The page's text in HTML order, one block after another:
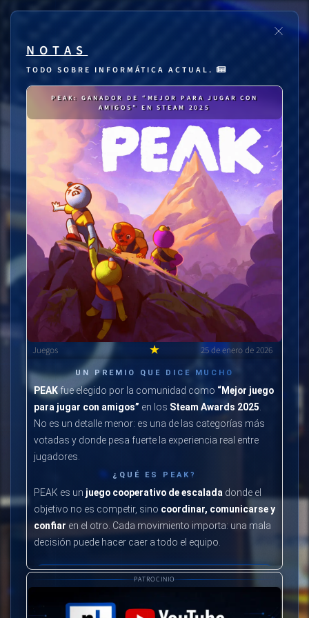
NOTAS
TODO SOBRE INFORMÁTICA ACTUAL.
PEAK: GANADOR DE “MEJOR PARA JUGAR CON
AMIGOS” EN STEAM 2025
Juegos ★ 25 de enero de 2026
UN PREMIO QUE DICE MUCHO
PEAKfue elegido por la comunidad como “Mejor juego
para jugar con amigos” en los Steam Awards 2025.
No es un detalle menor: es una de las categorías más
votadas y donde pesa fuerte la experiencia real entre
jugadores.
¿QUÉ ES PEAK?
PEAK es un juego cooperativo de escalada donde el
objetivo no es competir, sino coordinar, comunicarse y
confiar en el otro. Cada movimiento importa: una mala
decisión puede hacer caer a todo el equipo.
PATROCINIO